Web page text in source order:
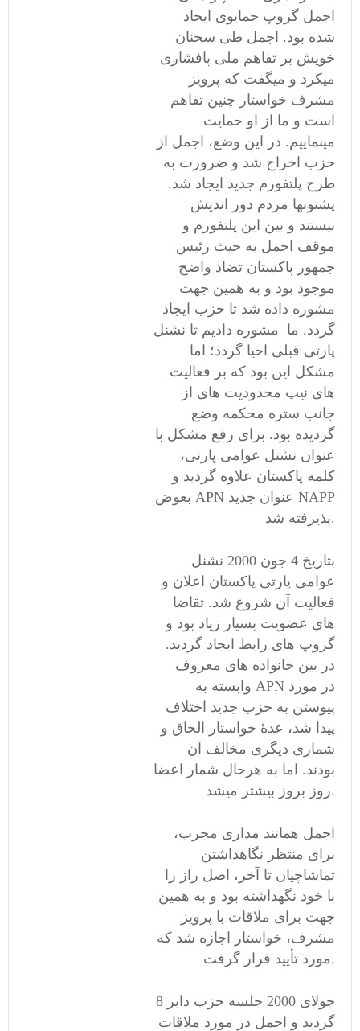
اجمل گروپ حمایوی ایجاد
شده بود. اجمل طی سخنان
خویش بر تفاهم ملی پافشاری
میکرد و میگفت که پرویز
مشرف خواستار چنین تفاهم
است و ما از او حمایت
مینماییم. در این وضع، اجمل از
حزب اخراج شد و ضرورت به
طرح پلتفورم جدید ایجاد شد.
پشتونها مردم دور اندیش
نیستند و بین این پلتفورم و
موقف اجمل به حیث رئیس
جمهور پاکستان تضاد واضح
موجود بود و به همین جهت
مشوره داده شد تا حزب ایجاد
گردد. ما مشوره دادیم تا نشنل
پارتی قبلی احیا گردد؛ اما
مشکل این بود که بر فعالیت
های نیپ محدودیت های از
جانب ستره محکمه وضع
گردیده بود. برای رفع مشکل با
عنوان نشنل عوامی پارتی،
کلمه پاکستان علاوه گردید و
بعوض APN عنوان جدید NAPP
پذیرفته شد.
بتاریخ 4 جون 2000 نشنل
عوامی پارتی پاکستان اعلان و
فعالیت آن شروع شد. تقاضا
های عضویت بسیار زیاد بود و
گروپ های رابط ایجاد گردید.
در بین خانواده های معروف
وابسته به APN در مورد
پیوستن به حزب جدید اختلاف
پیدا شد، عدۀ خواستار الحاق و
شماری دیگری مخالف آن
بودند. اما به هرحال شمار اعضا
روز بروز بیشتر میشد.
اجمل همانند مداری مجرب،
برای منتظر نگاهداشتن
تماشاچیان تا آخر، اصل راز را
با خود نگهداشته بود و به همین
جهت برای ملاقات با پرویز
مشرف، خواستار اجازه شد که
مورد تأیید قرار گرفت.
8 جولای 2000 جلسه حزب دایر
گردید و اجمل در مورد ملاقات